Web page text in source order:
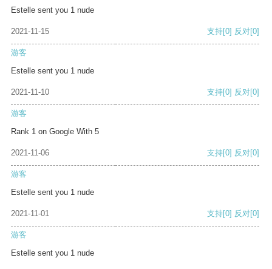
Estelle sent you 1 nude
2021-11-15 支持[0] 反对[0]
游客
Estelle sent you 1 nude
2021-11-10 支持[0] 反对[0]
游客
Rank 1 on Google With 5
2021-11-06 支持[0] 反对[0]
游客
Estelle sent you 1 nude
2021-11-01 支持[0] 反对[0]
游客
Estelle sent you 1 nude